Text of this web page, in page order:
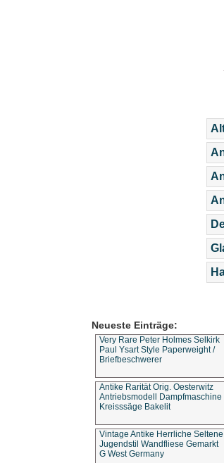
Neueste Einträge:
Very Rare Peter Holmes Selkirk
Paul Ysart Style Paperweight /
Briefbeschwerer
Antike Rarität Orig. Oesterwitz
Antriebsmodell Dampfmaschine
Kreisssäge Bakelit
Vintage Antike Herrliche Seltene
Jugendstil Wandfliese Gemarkt
G West Germany